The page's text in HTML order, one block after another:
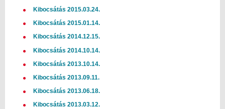
Kibocsátás 2015.03.24.
Kibocsátás 2015.01.14.
Kibocsátás 2014.12.15.
Kibocsátás 2014.10.14.
Kibocsátás 2013.10.14.
Kibocsátás 2013.09.11.
Kibocsátás 2013.06.18.
Kibocsátás 2013.03.12.